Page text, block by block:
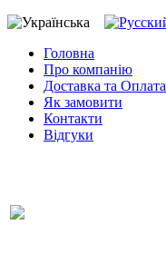
Головна
Про компанію
Доставка та Оплата
Як замовити
Контакти
Відгуки